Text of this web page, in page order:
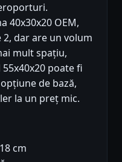
40x30x20 OEM,
dar are un volum
mult spațiu,
poate fi
de bază,
la un preț mic.
cm